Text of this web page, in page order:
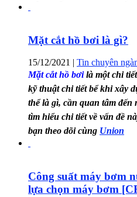
Mặt cắt hồ bơi là gì?
15/12/2021 | Tin chuyên
Mặt cắt hồ bơilà một chi
kỹ thuật chi tiết bể khi xây
thể là gì, cần quan tâm
tìm hiểu chi tiết về vấn đề
bạn theo dõi cùng Union
Công suất máy bơm
lựa chọn máy bơm